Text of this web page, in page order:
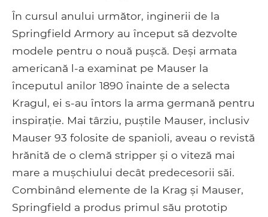
În cursul anului următor, inginerii de la
Springfield Armory au început să dezvolte
modele pentru o nouă pușcă. Deși armata
americană l-a examinat pe Mauser la
începutul anilor 1890 înainte de a selecta
Kragul, ei s-au întors la arma germană pentru
inspirație. Mai târziu, puștile Mauser, inclusiv
Mauser 93 folosite de spanioli, aveau o revistă
hrănită de o clemă stripper și o viteză mai
mare a mușchiului decât predecesorii săi.
Combinând elemente de la Krag și Mauser,
Springfield a produs primul său prototip